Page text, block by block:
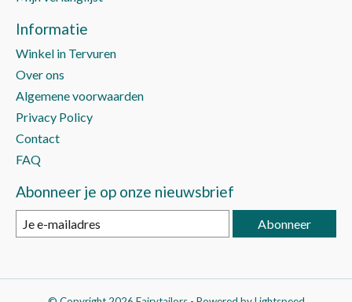
Informatie
Winkel in Tervuren
Over ons
Algemene voorwaarden
Privacy Policy
Contact
FAQ
Abonneer je op onze nieuwsbrief
Abonneer